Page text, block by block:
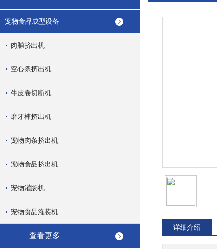
宠物食品成型设备
肉脯挤出机
空心条挤出机
牛皮卷切断机
磨牙棒挤出机
宠物肉条挤出机
宠物食品挤出机
宠物灌肠机
宠物食品灌装机
查看更多
详细介绍